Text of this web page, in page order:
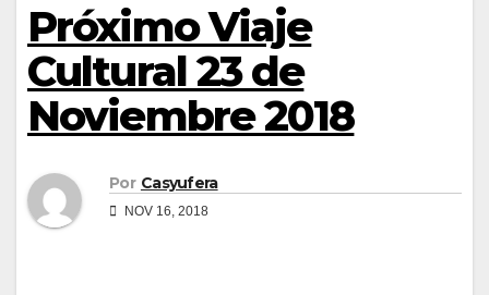
Próximo Viaje
Cultural 23 de
Noviembre 2018
Por Casyufera
NOV 16, 2018